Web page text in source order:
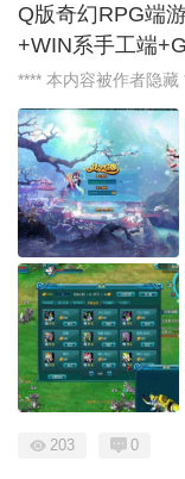
Q版奇幻RPG端
+WIN系手工端
**** 本内容被作者隐藏
203 0